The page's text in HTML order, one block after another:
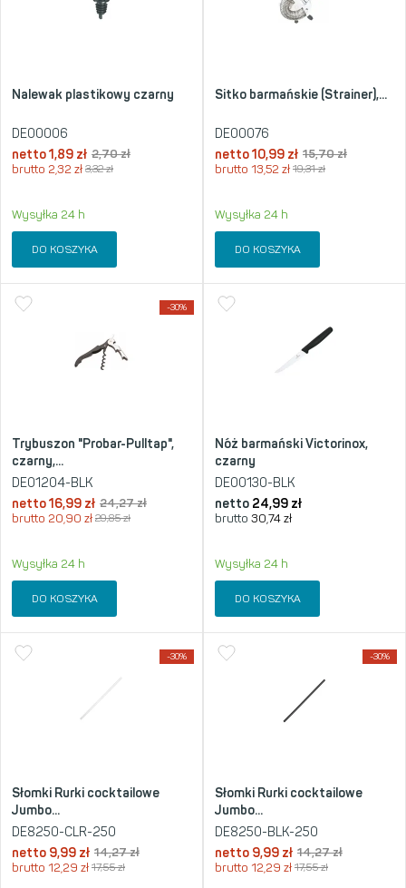
Nalewak plastikowy czarny
DE00006
netto1,89 zł 2,70zł
brutto 2,32 zł 3,32zł
Wysyłka 24 h
DO KOSZYKA
Sitko barmańskie (Strainer),...
DE00076
netto10,99 zł 15,70zł
brutto 13,52 zł 19,31zł
Wysyłka 24 h
DO KOSZYKA
-30%
Trybuszon "Probar-Pulltap",
czarny,...
DE01204-BLK
netto16,99 zł 24,27zł
brutto 20,90 zł 29,85zł
Wysyłka 24 h
DO KOSZYKA
Nóż barmański Victorinox,
czarny
DE00130-BLK
netto 24,99 zł
brutto 30,74 zł
Wysyłka 24 h
DO KOSZYKA
-30%
Słomki Rurki cocktailowe
Jumbo...
DE8250-CLR-250
netto 9,99 zł 14,27zł
brutto 12,29 zł 17,55zł
-30%
Słomki Rurki cocktailowe
Jumbo...
DE8250-BLK-250
netto 9,99 zł 14,27zł
brutto 12,29 zł 17,55zł